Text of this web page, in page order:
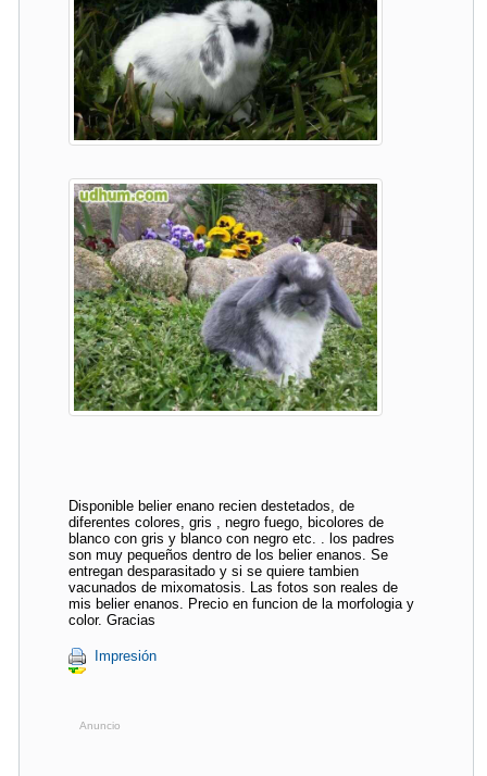
Disponible belier enano recien destetados, de
diferentes colores, gris , negro fuego, bicolores de
blanco con gris y blanco con negro etc. . los padres
son muy pequeños dentro de los belier enanos. Se
entregan desparasitado y si se quiere tambien
vacunados de mixomatosis. Las fotos son reales de
mis belier enanos. Precio en funcion de la morfologia y
color. Gracias
Impresión
Anuncio